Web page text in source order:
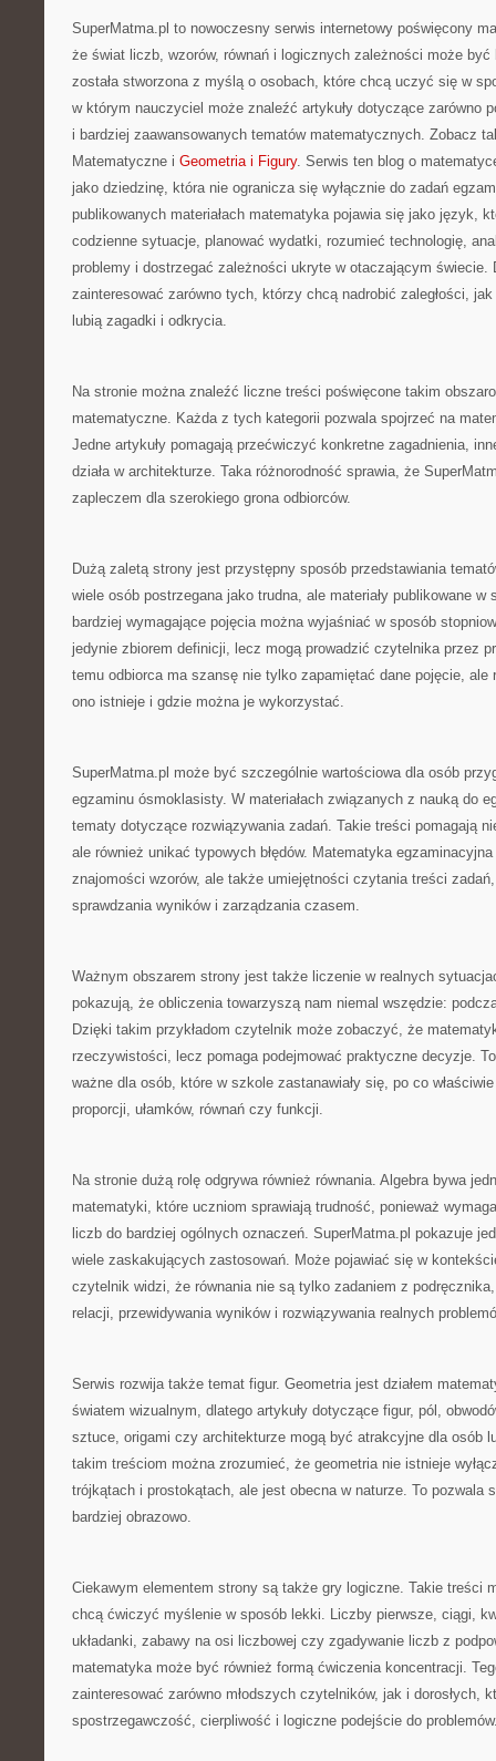
SuperMatma.pl to nowoczesny serwis internetowy poświęcony
że świat liczb, wzorów, równań i logicznych zależności może
została stworzona z myślą o osobach, które chcą uczyć się w
w którym nauczyciel może znaleźć artykuły dotyczące zarówno
i bardziej zaawansowanych tematów matematycznych. Zobacz
Matematyczne i Geometria i Figury. Serwis ten blog o
jako dziedzinę, która nie ogranicza się wyłącznie do zadań
publikowanych materiałach matematyka pojawia się jako język,
codzienne sytuacje, planować wydatki, rozumieć technologię,
problemy i dostrzegać zależności ukryte w otaczającym świecie.
zainteresować zarówno tych, którzy chcą nadrobić zaległości,
lubią zagadki i odkrycia.
Na stronie można znaleźć liczne treści poświęcone takim
matematyczne. Każda z tych kategorii pozwala spojrzeć na
Jedne artykuły pomagają przećwiczyć konkretne zagadnienia,
działa w architekturze. Taka różnorodność sprawia, że
zapleczem dla szerokiego grona odbiorców.
Dużą zaletą strony jest przystępny sposób przedstawiania
wiele osób postrzegana jako trudna, ale materiały publikowane w
bardziej wymagające pojęcia można wyjaśniać w sposób
jedynie zbiorem definicji, lecz mogą prowadzić czytelnika przez
temu odbiorca ma szansę nie tylko zapamiętać dane pojęcie, ale
ono istnieje i gdzie można je wykorzystać.
SuperMatma.pl może być szczególnie wartościowa dla osób
egzaminu ósmoklasisty. W materiałach związanych z nauką do
tematy dotyczące rozwiązywania zadań. Takie treści pomagają
ale również unikać typowych błędów. Matematyka
znajomości wzorów, ale także umiejętności czytania treści
sprawdzania wyników i zarządzania czasem.
Ważnym obszarem strony jest także liczenie w realnych
pokazują, że obliczenia towarzyszą nam niemal wszędzie:
Dzięki takim przykładom czytelnik może zobaczyć, że
rzeczywistości, lecz pomaga podejmować praktyczne decyzje.
ważne dla osób, które w szkole zastanawiały się, po co
proporcji, ułamków, równań czy funkcji.
Na stronie dużą rolę odgrywa również równania. Algebra bywa
matematyki, które uczniom sprawiają trudność, ponieważ
liczb do bardziej ogólnych oznaczeń. SuperMatma.pl pokazuje
wiele zaskakujących zastosowań. Może pojawiać się w
czytelnik widzi, że równania nie są tylko zadaniem z
relacji, przewidywania wyników i rozwiązywania realnych
Serwis rozwija także temat figur. Geometria jest działem
światem wizualnym, dlatego artykuły dotyczące figur, pól,
sztuce, origami czy architekturze mogą być atrakcyjne dla osób
takim treściom można zrozumieć, że geometria nie istnieje
trójkątach i prostokątach, ale jest obecna w naturze. To pozwala
bardziej obrazowo.
Ciekawym elementem strony są także gry logiczne. Takie treści
chcą ćwiczyć myślenie w sposób lekki. Liczby pierwsze, ciągi,
układanki, zabawy na osi liczbowej czy zgadywanie liczb z
matematyka może być również formą ćwiczenia koncentracji.
zainteresować zarówno młodszych czytelników, jak i dorosłych,
spostrzegawczość, cierpliwość i logiczne podejście do